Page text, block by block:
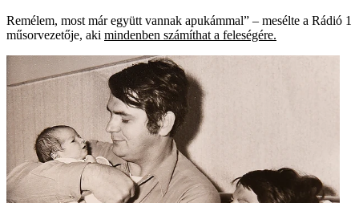
Remélem, most már együtt vannak apukámmal” – mesélte a Rádió 1
műsorvezetője, aki mindenben számíthat a feleségére.